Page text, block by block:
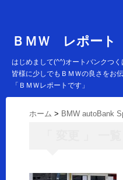
ＢＭＷ レポート
はじめまして(^^)オートバンクつく
皆様に少しでもＢＭＷの良さをお
「ＢＭＷレポートです」
ホーム > BMW autoBank